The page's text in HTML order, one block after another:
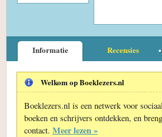
Informatie Recensies
Welkom op Boeklezers.nl
Boeklezers.nl is een netwerk voor
boeken en schrijvers ontdekken, en
contact. Meer lezen »